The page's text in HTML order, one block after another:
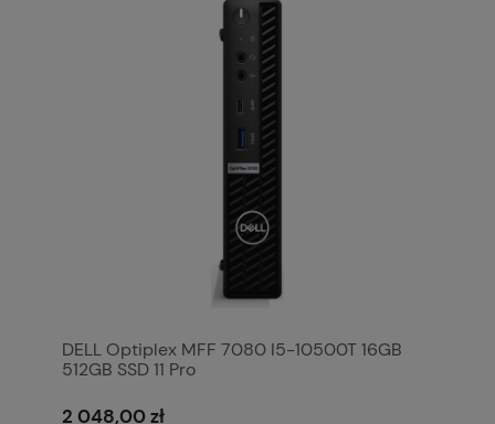
DELL Optiplex MFF 7080 I5-10500T 16GB
512GB SSD 11 Pro
2 048,00 zł